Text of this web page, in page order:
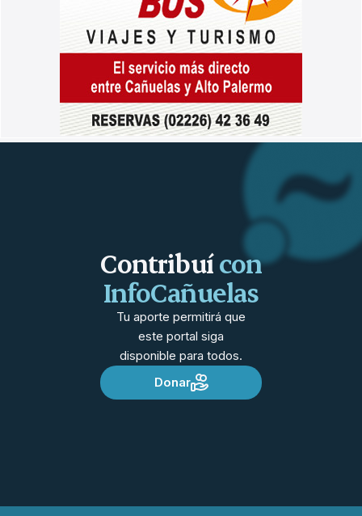
Contribuícon
InfoCañuelas
Tu aporte permitirá que
este portal siga
disponible para todos.
Donar